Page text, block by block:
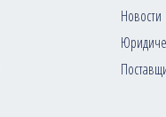
Новости